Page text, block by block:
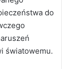
do
światowemu.